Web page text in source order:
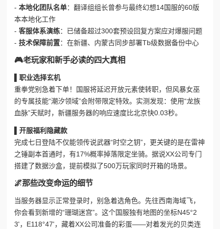
- 本地化团队名单：翻译组组长曾参与最终幻想14国服的60版
本本地化工作
- 客服体系演练：已储备超过300套预设回复方案应对爆服问题
- 技术保障前置：在新疆、内蒙古同步部署Tb级数据备份中心
🎮老玩家和新手必读的四大真相
▌职业选择玄机
重拳党别急着下单！国服将延迟开放元素使转职，但风暴女巫
的专属技能“潮汐领域”会附带限定特效。实测发现：使用“龙族
血脉”天赋时，新疆服务器的响应速度比北京快0.03秒。
▌开服福利隐藏款
完成七日登陆不仅能领传说武器“时空之钥”，更关键的是在雷神
之锤副本首通时，有17%概率掉落限定坐骑。据说XX公司专门
搭建了数据沙盒，提前模拟了500万玩家同时开箱的场景。
🌌那些改变命运的细节
当服务器显示正常登录时，别急着选角色。先往西南海域飞，
你会看到新增的“珊瑚迷宫”。这个国服独有地图的坐标N45°2
3'，E118°47'，藏着XX公司准备的彩蛋——对着发光的贝类连